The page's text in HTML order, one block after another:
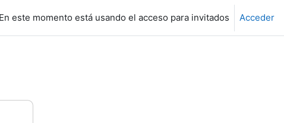
En este momento está usando el acceso para invitados Acceder